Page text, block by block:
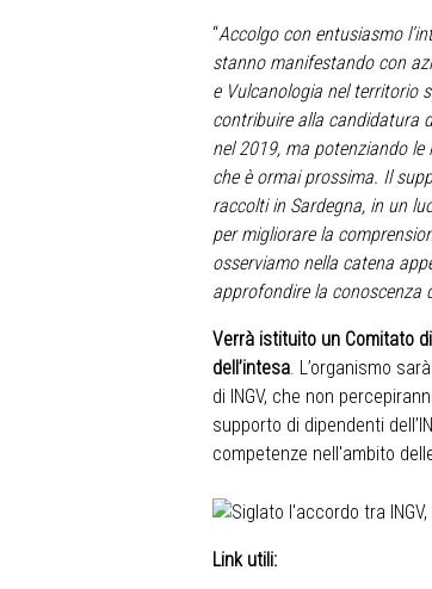
“Accolgo con entusiasmo
stanno manifestando con
e Vulcanologia nel territorio
contribuire alla candidatura
nel 2019, ma potenziando
che è ormai prossima. Il
raccolti in Sardegna, in un
per migliorare la
osserviamo nella catena
approfondire la conoscenza
Verrà istituito un Comitato
dell’intesa. L’organismo
di INGV, che non
supporto di dipendenti
competenze nell'ambito
Link utili: